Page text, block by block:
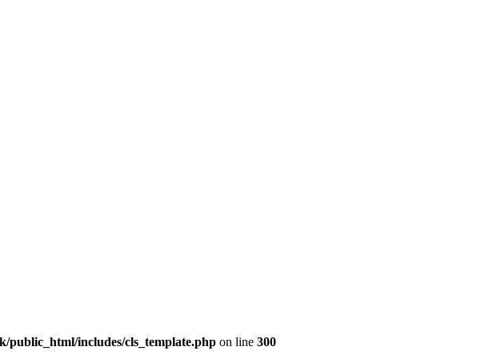
public_html/includes/cls_template.php on line 300